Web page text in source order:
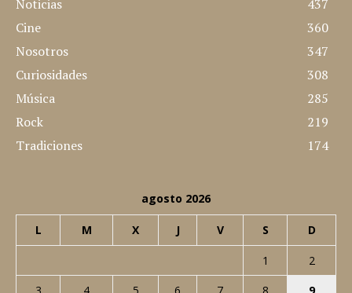
Noticias
437
Cine
360
Nosotros
347
Curiosidades
308
Música
285
Rock
219
Tradiciones
174
agosto 2026
L M X J V S D
1
2